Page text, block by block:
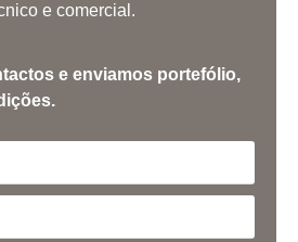
e comercial.
e enviamos portefólio,